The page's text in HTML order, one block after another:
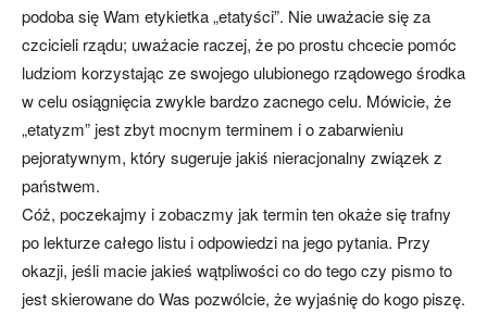
podoba się Wam etykietka „etatyści”. Nie uważacie się za
czcicieli rządu; uważacie raczej, że po prostu chcecie pomóc
ludziom korzystając ze swojego ulubionego rządowego środka
w celu osiągnięcia zwykle bardzo zacnego celu. Mówicie, że
„etatyzm” jest zbyt mocnym terminem i o zabarwieniu
pejoratywnym, który sugeruje jakiś nieracjonalny związek z
państwem.
Cóż, poczekajmy i zobaczmy jak termin ten okaże się trafny
po lekturze całego listu i odpowiedzi na jego pytania. Przy
okazji, jeśli macie jakieś wątpliwości co do tego czy pismo to
jest skierowane do Was pozwólcie, że wyjaśnię do kogo piszę.